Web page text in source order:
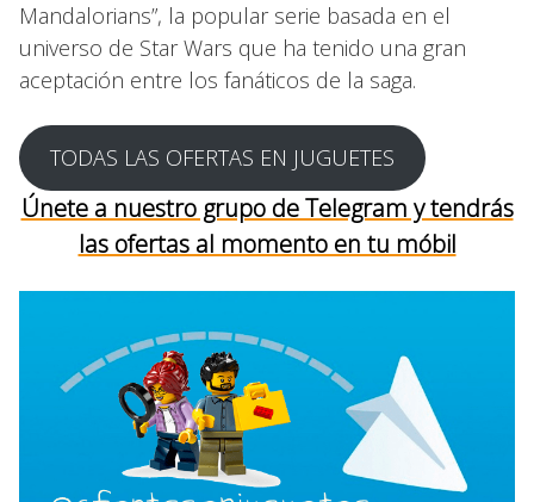
Mandalorians”, la popular serie basada en el
universo de Star Wars que ha tenido una gran
aceptación entre los fanáticos de la saga.
TODAS LAS OFERTAS EN JUGUETES
Únete a nuestro grupo de Telegram y tendrás
las ofertas al momento en tu móbil